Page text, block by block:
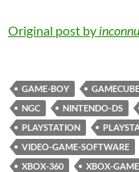
Original post by inconnu
GAME-BOY GAMECUBE
NGC
NINTENDO-DS
PLAYSTATION
VIDEO-GAME-SOFTWARE
XBOX-360
XBOX-GAME